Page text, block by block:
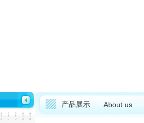
产品展示 About us